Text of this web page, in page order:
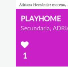
PLAYHOME
1